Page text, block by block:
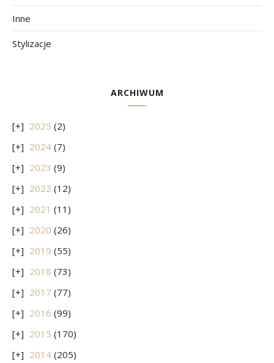
Inne
Stylizacje
ARCHIWUM
2025 (2)
2024 (7)
2023 (9)
2022 (12)
2021 (11)
2020 (26)
2019 (55)
2018 (73)
2017 (77)
2016 (99)
2015 (170)
2014 (205)